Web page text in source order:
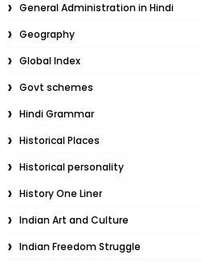
General Administration in Hindi
Geography
Global Index
Govt schemes
Hindi Grammar
Historical Places
Historical personality
History One Liner
Indian Art and Culture
Indian Freedom Struggle